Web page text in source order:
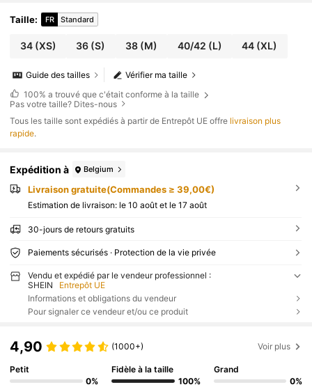
Taille: FR Standard
34(XS) 36 (S) 38(M) 40/42 (L) 44 (XL)
Vérifier ma taille
Guide des tailles
100% a trouvé que c'était conforme à la taille
Pas votre taille? Dites-nous
Tous les taille sont expédiés à partir de Entrepôt UE offre livraison plus
rapide.
Expédition à Belgium
Livraison gratuite(Commandes ≥ 39,00€)
Estimation de livraison: le 10 août et le 17 août
30-jours de retours gratuits
Paiements sécurisés · Protection de la vie privée
Vendu et expédié par le vendeur professionnel :
SHEIN
Entrepôt UE
Informations et obligations du vendeur
Pour signaler ce vendeur et/ou ce produit
4,90 (1000+) Voir plus
Petit
0%
Fidèle à la taille
100%
Grand
0%